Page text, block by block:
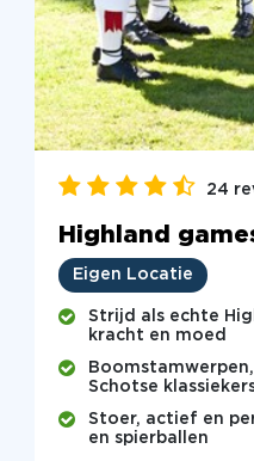
24
Highland
Eigen Locatie
Strijd als echte
kracht en moed
Schotse
Stoer, actief en
en spierballen